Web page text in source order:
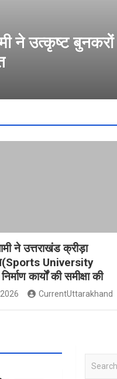
के पदक
किया सम्मानित
ने उत्तराखंड क्रीड़ा
University
कार्यों की समीक्षा की
CurrentUttarakhand